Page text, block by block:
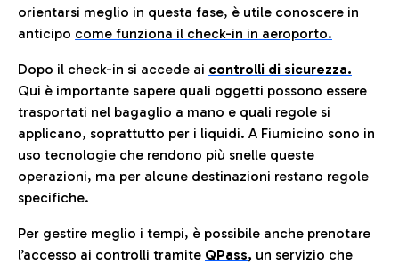
orientarsi meglio in questa fase, è utile conoscere in
anticipo come funziona il check-in in aeroporto.
Dopo il check-in si accede ai controlli di sicurezza.
Qui è importante sapere quali oggetti possono essere
trasportati nel bagaglio a mano e quali regole si
applicano, soprattutto per i liquidi. A Fiumicino sono in
uso tecnologie che rendono più snelle queste
operazioni, ma per alcune destinazioni restano regole
specifiche.
Per gestire meglio i tempi, è possibile anche prenotare
l’accesso ai controlli tramite QPass, un servizio che